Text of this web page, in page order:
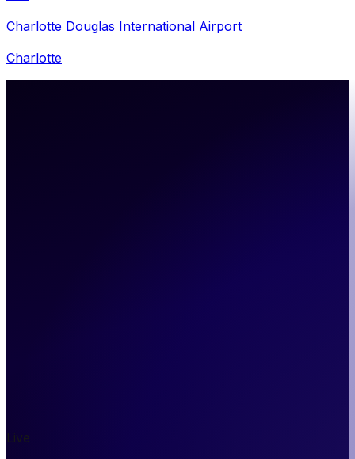
Charlotte Douglas International Airport
Charlotte
Live